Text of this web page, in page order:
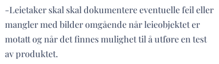
-Leietaker skal skal dokumentere eventuelle feil eller
mangler med bilder omgående når leieobjektet er
motatt og når det finnes mulighet til å utføre en test
av produktet.